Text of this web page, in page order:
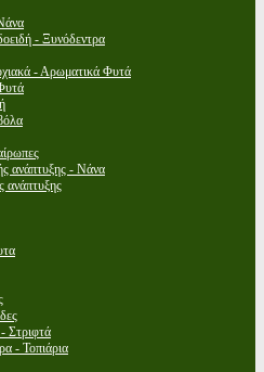
- Ξυνόδεντρα
- Αρωματικά Φυτά
ανάπτυξης - Νάνα
ανάπτυξης
Στριφτά
- Τοπιάρια